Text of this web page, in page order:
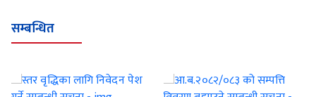
सम्बन्धित